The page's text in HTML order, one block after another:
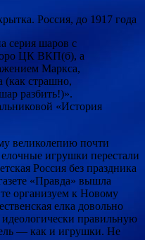
Россия, до 1917 года
серия шаров с
ЦК ВКП(б), а
Маркса,
(как страшно,
разбить!)».
«История
великолепию почти
игрушки перестали
Россия без праздника
«Правда» вышла
организуем к Новому
елка довольно
правильную
— как и игрушки. Не